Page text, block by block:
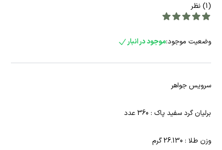
(1) نظر
وضعیت موجود:موجود در انبار
سرویس جواهر
برلیان گرد سفید پاک : 360 عدد
وزن طلا : 26.130 گرم